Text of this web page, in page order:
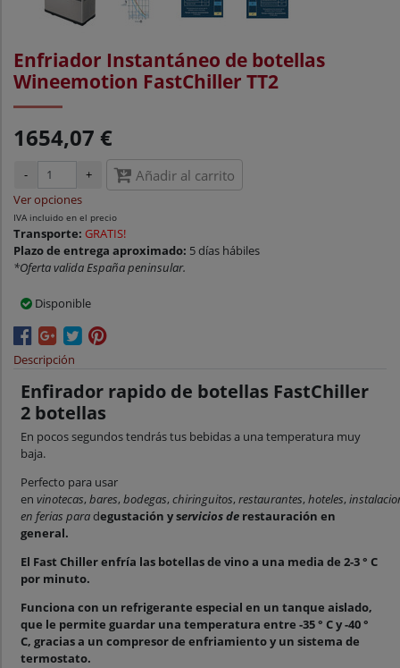
Enfriador Instantáneo de botellas
Wineemotion FastChiller TT2
1654,07 €
- + Añadir al carrito
Ver opciones
IVA incluido en el precio
Transporte: GRATIS!
Plazo de entrega aproximado: 5 días hábiles
*Oferta valida España peninsular.
Disponible
Descripción
Enfirador rapido de botellas FastChiller
2 botellas
En pocos segundos tendrás tus bebidas a una temperatura muy
baja.
Perfecto para usar
en vinotecas, bares, bodegas, chiringuitos, restaurantes, hoteles,
en ferias paradegustación y servicios de restauración en
general.
El Fast Chiller enfría las botellas de vino a una media de 2-3 ° C
por minuto.
Funciona con un refrigerante especial en un tanque aislado,
que le permite guardar una temperatura entre -35 ° C y -40 °
C, gracias a un compresor de enfriamiento y un sistema de
termostato.